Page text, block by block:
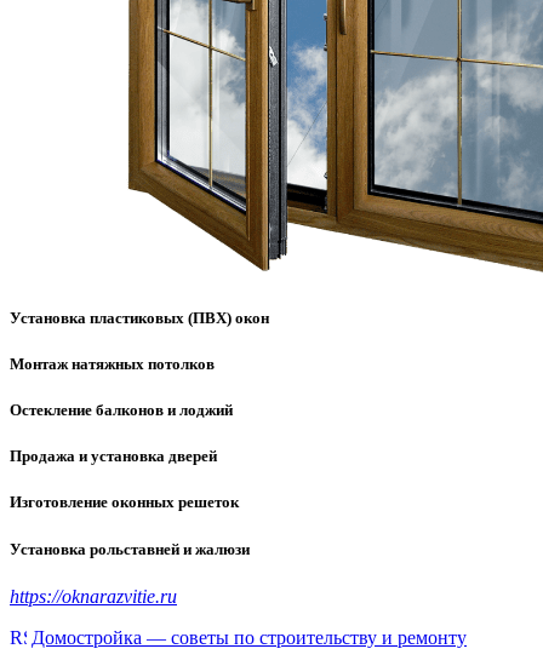
Установка пластиковых (ПВХ) окон
Монтаж натяжных потолков
Остекление балконов и лоджий
Продажа и установка дверей
Изготовление оконных решеток
Установка рольставней и жалюзи
https://oknarazvitie.ru
Домостройка — советы по строительству и ремонту